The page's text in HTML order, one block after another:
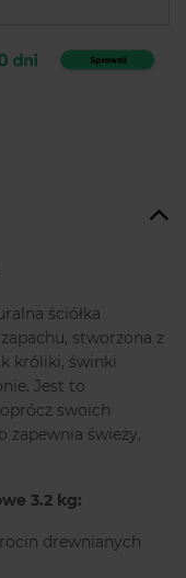
ściółka
stworzona z
króliki, świnki
Jest to
swoich
zapewnia świeży,
3.2 kg:
drewnianych